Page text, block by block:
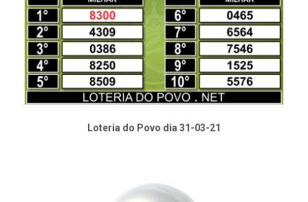
Loteria do Povo dia 31-03-21